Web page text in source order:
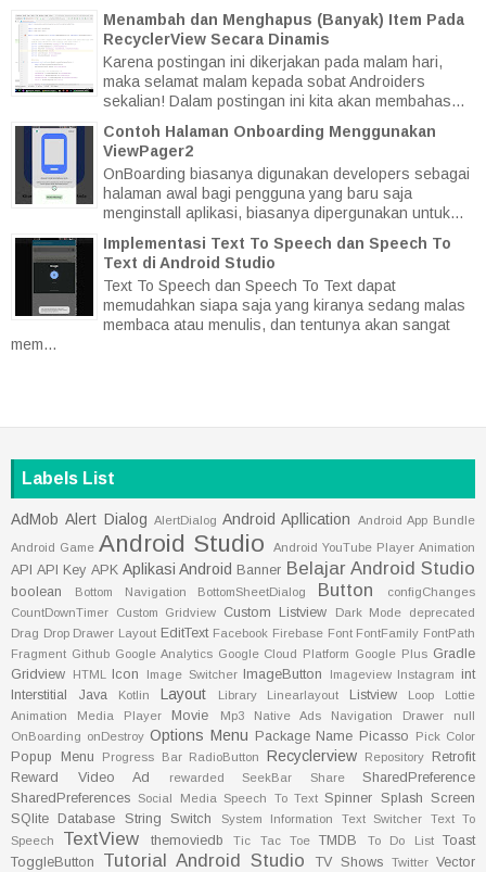
Menambah dan Menghapus (Banyak) Item Pada
RecyclerView Secara Dinamis
Karena postingan ini dikerjakan pada malam hari,
maka selamat malam kepada sobat Androiders
sekalian! Dalam postingan ini kita akan membahas...
Contoh Halaman Onboarding Menggunakan
ViewPager2
OnBoarding biasanya digunakan developers sebagai
halaman awal bagi pengguna yang baru saja
menginstall aplikasi, biasanya dipergunakan untuk...
Implementasi Text To Speech dan Speech To
Text di Android Studio
Text To Speech dan Speech To Text dapat
memudahkan siapa saja yang kiranya sedang malas
membaca atau menulis, dan tentunya akan sangat
mem...
Labels List
AdMob Alert Dialog AlertDialog Android Apllication Android App Bundle
Android Game Android Studio Android YouTube Player Animation
API API Key APK Aplikasi Android Banner Belajar Android Studio
boolean Bottom Navigation BottomSheetDialog Button
configChanges
CountDownTimer
Custom Gridview Custom Listview Dark Mode
deprecated
Drag Drop Drawer Layout EditText Facebook Firebase Font FontFamily FontPath
Fragment Github Google Analytics Google Cloud Platform Google Plus Gradle
Gridview
HTML Icon Image Switcher ImageButton Imageview Instagram
int
Interstitial
Java Kotlin Layout Library Linearlayout Listview Loop
Lottie
Animation
Media Player Movie Mp3 Native Ads Navigation Drawer
null
OnBoarding onDestroy Options Menu Package Name Picasso Pick Color
Popup Menu Progress Bar RadioButton Recyclerview Repository
Retrofit
Reward Video Ad
rewarded SeekBar Share
SharedPreference
SharedPreferences
Social Media Speech To Text Spinner Splash Screen
SQlite Database
String Switch System Information Text Switcher
Text To
Speech
TextView themoviedb Tic Tac Toe TMDB To Do List
Toast
ToggleButton
Tutorial Android Studio TV Shows Twitter Vector